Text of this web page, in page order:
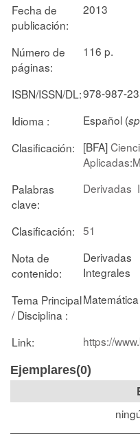
Fecha de
publicación:
2013
Número de
páginas:
116 p.
ISBN/ISSN/DL:978-987-
Idioma :
Español (
Clasificación:
[BFA]
Palabras
clave:
Derivadas
Clasificación: 51
Nota de
contenido:
Derivadas
Integrales
Tema Principal
/ Disciplina :
Matemática
Link: https://
Ejemplares(0)